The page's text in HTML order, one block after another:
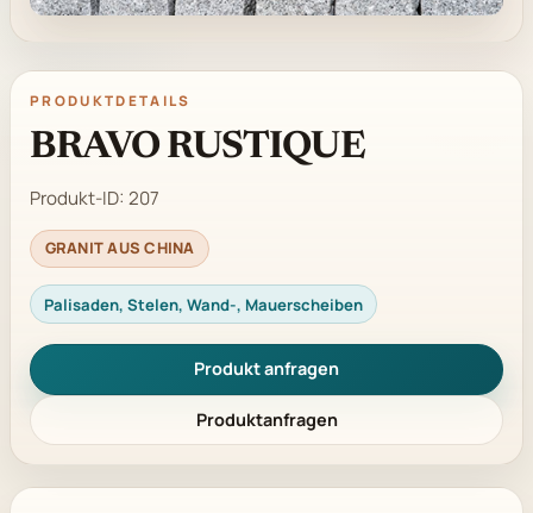
PRODUKTDETAILS
BRAVO RUSTIQUE
Produkt-ID: 207
GRANIT AUS CHINA
Palisaden, Stelen, Wand-, Mauerscheiben
Produkt anfragen
Produktanfragen